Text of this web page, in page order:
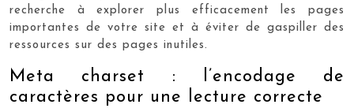
recherche à explorer plus efficacement les pages
importantes de votre site et à éviter de gaspiller des
ressources sur des pages inutiles.
Meta charset : l’encodage de
caractères pour une lecture correcte